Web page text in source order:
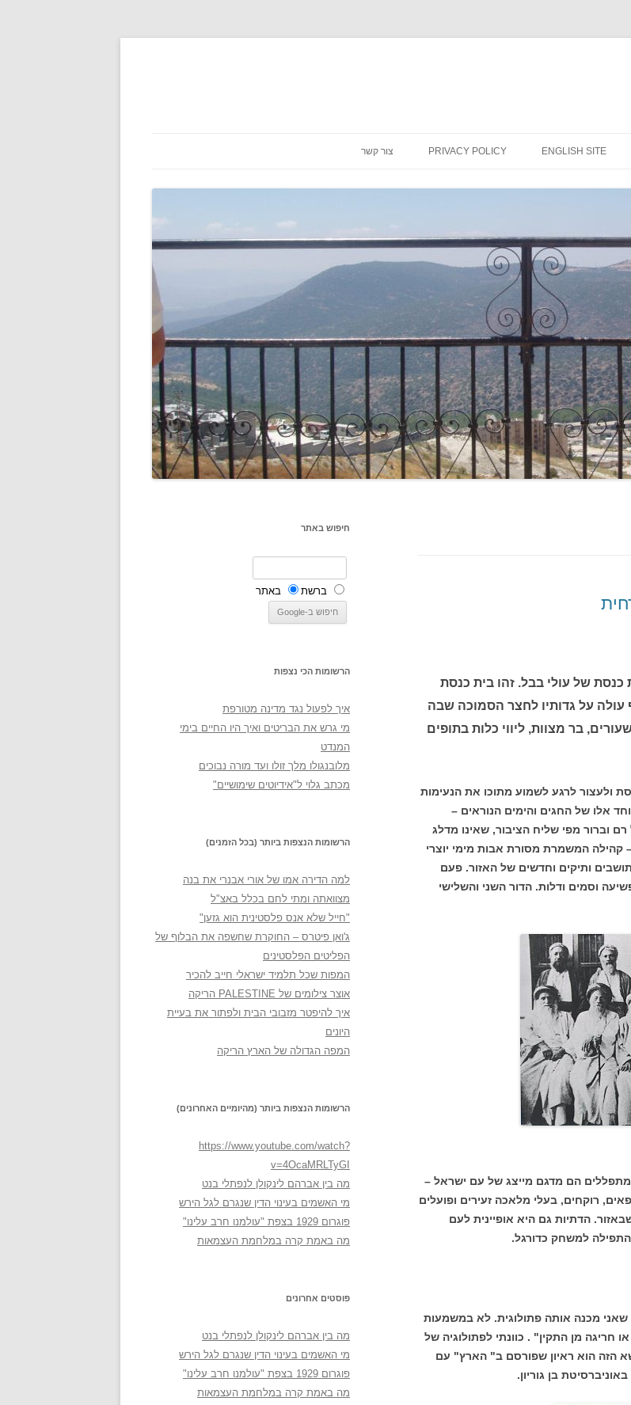
ENGLISH SITE
PRIVACY POLICY צור קשר
של עולי בבל. זהו בית כנסת
על גדותיו לחצר הסמוכה שבה
בר מצוות, ליווי כלות בתופים
ולעצור לרגע לשמוע מתוכו את הנעימות
אלו של החגים והימים הנוראים –
וברור מפי שליח הציבור, שאינו מדלג
קהילה המשמרת מסורת אבות מימי יוצרי
ותיקים וחדשים של האזור. פעם
וסמים ודלות. הדור השני והשלישי
הם מדגם מייצג של עם ישראל –
רוקחים, בעלי מלאכה זעירים ופועלים
הדתיות גם היא אופיינית לעם
למשחק כדורגל.
מכנה אותה פתולוגית. לא במשמעות
מן התקין" . כוונתי לפתולוגיה של
הזה הוא ראיון שפורסם ב" הארץ" עם
בן גוריון.
חיפוש באתר
ברשת באתר
הרשומות הכי נצפות
איך לפעול נגד מדינה מטורפת
מי גרש את הבריטים ואיך היו החיים בימי
המנדט
מלובנגולו מלך זולו ועד מורה נבוכים
מכתב גלוי ל"אידיוטים שימושיים"
הרשומות הנצפות ביותר (בכל הזמנים)
למה הדירה אמו של אורי אבנרי את בנה
מצוואתה ומתי לחם בכלל באצ"ל
"חייל שלא אנס פלסטינית הוא גזען"
ג'ואן פיטרס – החוקרת שחשפה את הבלוף של
הפליטים הפלסטינים
המפות שכל תלמיד ישראלי חייב להכיר
אוצר צילומים של PALESTINE הריקה
איך להיפטר מזבובי הבית ולפתור את בעיית
היונים
המפה הגדולה של הארץ הריקה
הרשומות הנצפות ביותר (מהיומיים האחרונים)
https://www.youtube.com/watch?
v=4OcaMRLTyGI
מה בין אברהם לינקולן לנפתלי בנט
מי האשמים בעינוי הדין שנגרם לגל הירש
פוגרום 1929 בצפת "עולמנו חרב עלינו"
מה באמת קרה במלחמת העצמאות
פוסטים אחרונים
מה בין אברהם לינקולן לנפתלי בנט
מי האשמים בעינוי הדין שנגרם לגל הירש
פוגרום 1929 בצפת "עולמנו חרב עלינו"
מה באמת קרה במלחמת העצמאות